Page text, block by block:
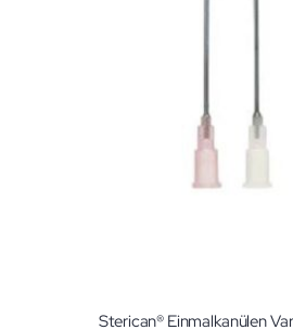
Sterican® Einmalkanülen